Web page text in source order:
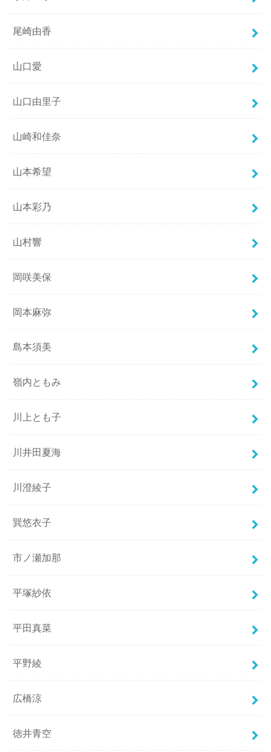
尾崎由香
山口愛
山口由里子
山崎和佳奈
山本希望
山本彩乃
山村響
岡咲美保
岡本麻弥
島本須美
嶺内ともみ
川上とも子
川井田夏海
川澄綾子
巽悠衣子
市ノ瀬加那
平塚紗依
平田真菜
平野綾
広橋涼
徳井青空